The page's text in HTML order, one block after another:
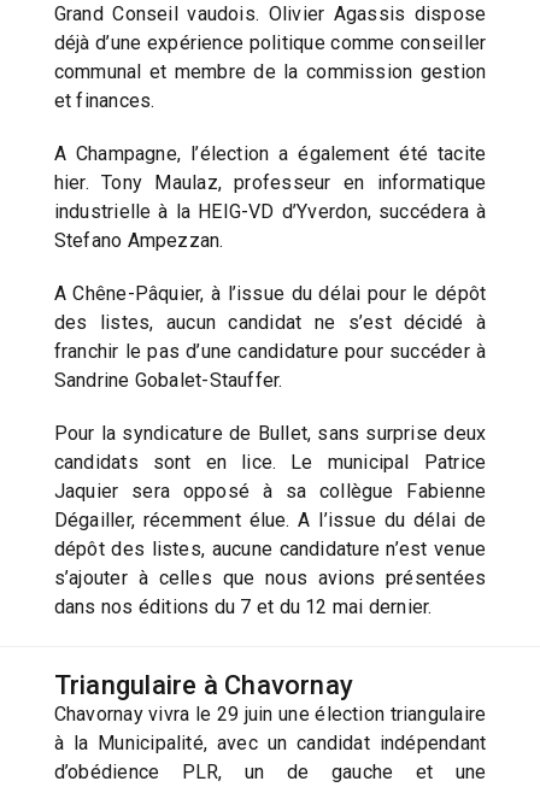
Grand Conseil vaudois. Olivier Agassis dispose
déjà d’une expérience politique comme conseiller
communal et membre de la commission gestion
et finances.
A Champagne, l’élection a également été tacite
hier. Tony Maulaz, professeur en informatique
industrielle à la HEIG-VD d’Yverdon, succédera à
Stefano Ampezzan.
A Chêne-Pâquier, à l’issue du délai pour le dépôt
des listes, aucun candidat ne s’est décidé à
franchir le pas d’une candidature pour succéder à
Sandrine Gobalet-Stauffer.
Pour la syndicature de Bullet, sans surprise deux
candidats sont en lice. Le municipal Patrice
Jaquier sera opposé à sa collègue Fabienne
Dégailler, récemment élue. A l’issue du délai de
dépôt des listes, aucune candidature n’est venue
s’ajouter à celles que nous avions présentées
dans nos éditions du 7 et du 12 mai dernier.
Triangulaire à Chavornay
Chavornay vivra le 29 juin une élection triangulaire
à la Municipalité, avec un candidat indépendant
d’obédience PLR, un de gauche et une